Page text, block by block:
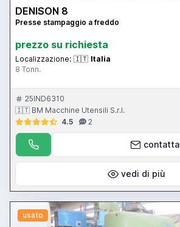
DENISON 8
Presse stampaggio a freddo
prezzo su richiesta
Localizzazione: 🇮🇹 Italia
8 Tonn.
25IND6310
🇮🇹 BM Macchine Utensili S.r.l.
4.5
2
contatta
vedi di più
usato